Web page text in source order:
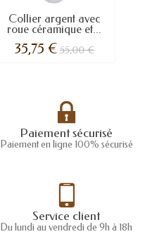
Collier argent avec
roue céramique et...
35,75 € 55,00 €
Paiement sécurisé
Paiement en ligne 100% sécurisé
Service client
Du lundi au vendredi de 9h à 18h